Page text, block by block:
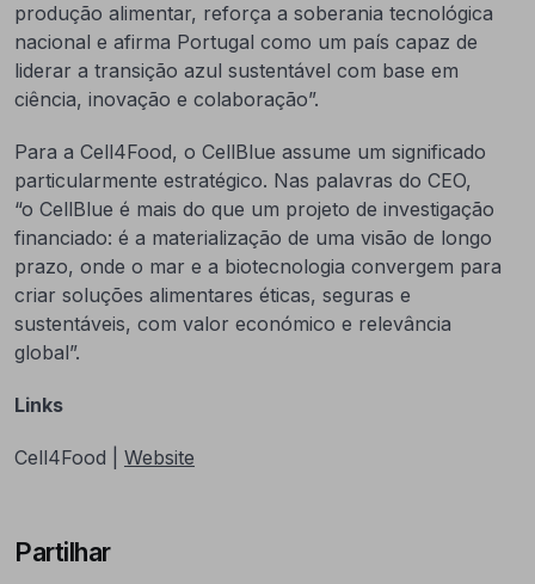
produção alimentar, reforça a soberania tecnológica
nacional e afirma Portugal como um país capaz de
liderar a transição azul sustentável com base em
ciência, inovação e colaboração”.
Para a Cell4Food, o CellBlue assume um significado
particularmente estratégico. Nas palavras do CEO,
“o CellBlue é mais do que um projeto de investigação
financiado: é a materialização de uma visão de longo
prazo, onde o mar e a biotecnologia convergem para
criar soluções alimentares éticas, seguras e
sustentáveis, com valor económico e relevância
global”.
Links
Cell4Food | Website
Partilhar